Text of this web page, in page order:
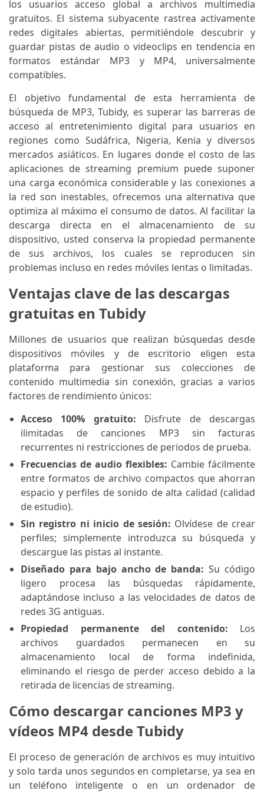
los usuarios acceso global a archivos multimedia
gratuitos. El sistema subyacente rastrea activamente
redes digitales abiertas, permitiéndole descubrir y
guardar pistas de audio o videoclips en tendencia en
formatos estándar MP3 y MP4, universalmente
compatibles.
El objetivo fundamental de esta herramienta de
búsqueda de MP3, Tubidy, es superar las barreras de
acceso al entretenimiento digital para usuarios en
regiones como Sudáfrica, Nigeria, Kenia y diversos
mercados asiáticos. En lugares donde el costo de las
aplicaciones de streaming premium puede suponer
una carga económica considerable y las conexiones a
la red son inestables, ofrecemos una alternativa que
optimiza al máximo el consumo de datos. Al facilitar la
descarga directa en el almacenamiento de su
dispositivo, usted conserva la propiedad permanente
de sus archivos, los cuales se reproducen sin
problemas incluso en redes móviles lentas o limitadas.
Ventajas clave de las descargas
gratuitas en Tubidy
Millones de usuarios que realizan búsquedas desde
dispositivos móviles y de escritorio eligen esta
plataforma para gestionar sus colecciones de
contenido multimedia sin conexión, gracias a varios
factores de rendimiento únicos:
Acceso 100% gratuito: Disfrute de descargas
ilimitadas de canciones MP3 sin facturas
recurrentes ni restricciones de periodos de prueba.
Frecuencias de audio flexibles: Cambie fácilmente
entre formatos de archivo compactos que ahorran
espacio y perfiles de sonido de alta calidad (calidad
de estudio).
Sin registro ni inicio de sesión: Olvídese de crear
perfiles; simplemente introduzca su búsqueda y
descargue las pistas al instante.
Diseñado para bajo ancho de banda: Su código
ligero procesa las búsquedas rápidamente,
adaptándose incluso a las velocidades de datos de
redes 3G antiguas.
Propiedad permanente del contenido: Los
archivos guardados permanecen en su
almacenamiento local de forma indefinida,
eliminando el riesgo de perder acceso debido a la
retirada de licencias de streaming.
Cómo descargar canciones MP3 y
vídeos MP4 desde Tubidy
El proceso de generación de archivos es muy intuitivo
y solo tarda unos segundos en completarse, ya sea en
un teléfono inteligente o en un ordenador de